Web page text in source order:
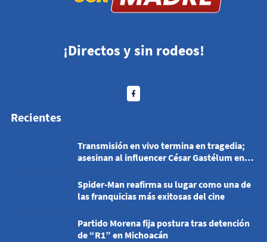
¡Directos y sin rodeos!
Recientes
Transmisión en vivo termina en tragedia;
asesinan al influencer César Gastélum en
Spider-Man reafirma su lugar como una de
las franquicias más exitosas del cine
Partido Morena fija postura tras detención
de “R1” en Michoacán